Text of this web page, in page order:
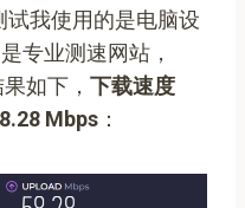
我使用的是电脑设
专业测速网站，
如下， 下载速度
Mbps ：